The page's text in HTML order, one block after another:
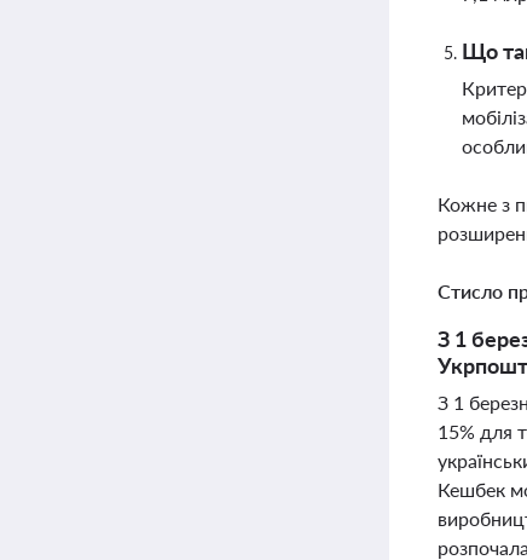
Що
Кожне з
Стисло
З 1
З 1
15% для
Кешбек